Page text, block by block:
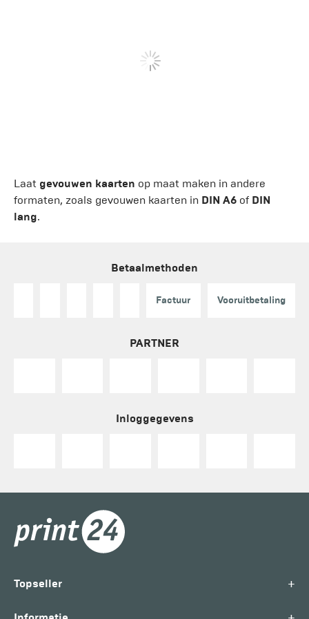
Laat gevouwen kaarten op maat maken in andere
formaten, zoals gevouwen kaarten in DIN A6 of DIN
lang.
Betaalmethoden
Factuur Vooruitbetaling
PARTNER
Inloggegevens
Topseller +